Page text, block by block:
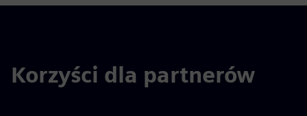
Korzyści dla partnerów